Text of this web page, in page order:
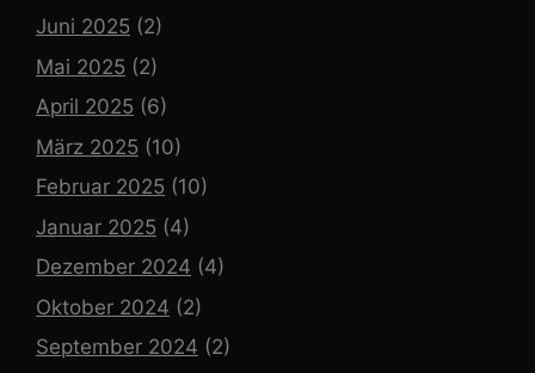
Juni 2025 (2)
Mai 2025 (2)
April 2025 (6)
März 2025 (10)
Februar 2025 (10)
Januar 2025 (4)
Dezember 2024 (4)
Oktober 2024 (2)
September 2024 (2)